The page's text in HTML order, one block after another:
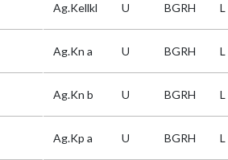
Ag.Kellkl U BGRH L
Ag.Kn a U BGRH L
Ag.Kn b U BGRH L
Ag.Kp a U BGRH L